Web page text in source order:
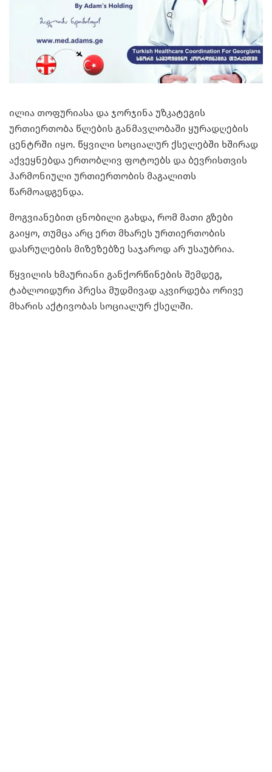
ილია თოფურიასა და ჯორჯინა უზკატეგის
ურთიერთობა წლების განმავლობაში ყურადღების
ცენტრში იყო. წყვილი სოციალურ ქსელებში ხშირად
აქვეყნებდა ერთობლივ ფოტოებს და ბევრისთვის
ჰარმონიული ურთიერთობის მაგალითს
წარმოადგენდა.
მოგვიანებით ცნობილი გახდა, რომ მათი გზები
გაიყო, თუმცა არც ერთ მხარეს ურთიერთობის
დასრულების მიზეზებზე საჯაროდ არ უსაუბრია.
წყვილის ხმაურიანი განქორწინების შემდეგ,
ტაბლოიდური პრესა მუდმივად აკვირდება ორივე
მხარის აქტივობას სოციალურ ქსელში.